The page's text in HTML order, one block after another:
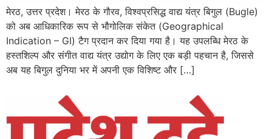
मेरठ, उत्तर प्रदेश। मेरठ के गौरव, विश्वप्रसिद्ध वाद्य यंत्र बिगुल (Bugle)
को अब आधिकारिक रूप से भौगोलिक संकेत (Geographical
Indication – GI) टैग प्रदान कर दिया गया है। यह उपलब्धि मेरठ के
हस्तशिल्प और संगीत वाद्य यंत्र उद्योग के लिए एक बड़ी पहचान है, जिससे
अब यह बिगुल दुनिया भर में अपनी एक विशिष्ट और […]